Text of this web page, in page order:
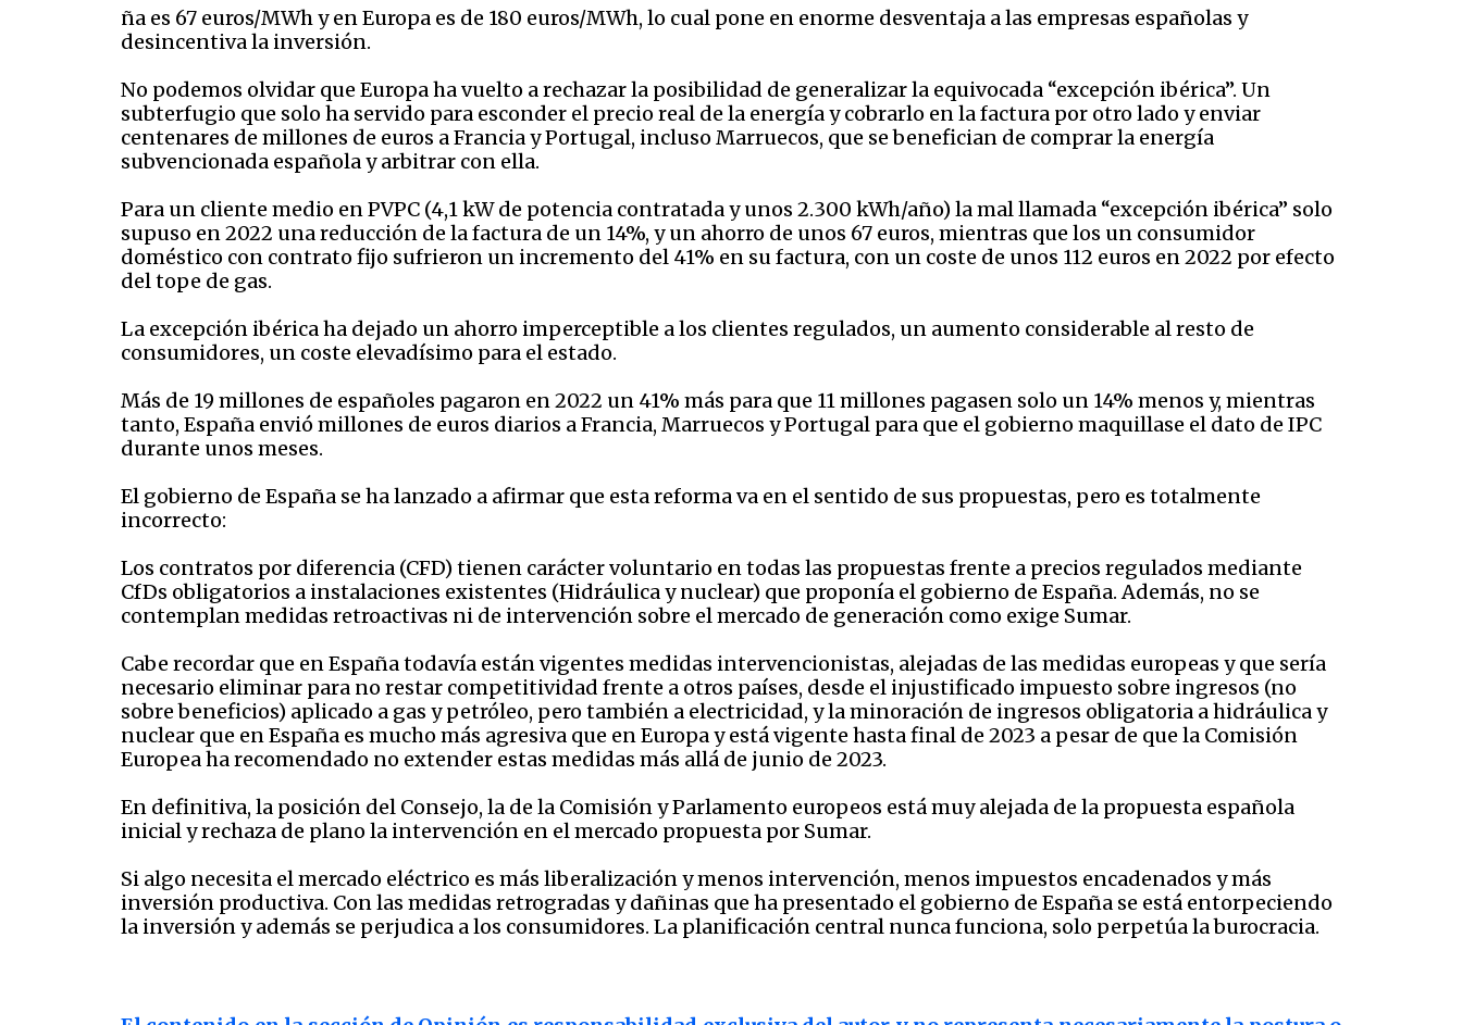
ña es 67 euros/MWh y en Europa es de 180 euros/MWh, lo cual pone en enorme desventaja a las empresas españolas y
desincentiva la inversión.
No podemos olvidar que Europa ha vuelto a rechazar la posibilidad de generalizar la equivocada “excepción ibérica”. Un
subterfugio que solo ha servido para esconder el precio real de la energía y cobrarlo en la factura por otro lado y enviar
centenares de millones de euros a Francia y Portugal, incluso Marruecos, que se benefician de comprar la energía
subvencionada española y arbitrar con ella.
Para un cliente medio en PVPC (4,1 kW de potencia contratada y unos 2.300 kWh/año) la mal llamada “excepción ibérica” solo
supuso en 2022 una reducción de la factura de un 14%, y un ahorro de unos 67 euros, mientras que los un consumidor
doméstico con contrato fijo sufrieron un incremento del 41% en su factura, con un coste de unos 112 euros en 2022 por efecto
del tope de gas.
La excepción ibérica ha dejado un ahorro imperceptible a los clientes regulados, un aumento considerable al resto de
consumidores, un coste elevadísimo para el estado.
Más de 19 millones de españoles pagaron en 2022 un 41% más para que 11 millones pagasen solo un 14% menos y, mientras
tanto, España envió millones de euros diarios a Francia, Marruecos y Portugal para que el gobierno maquillase el dato de IPC
durante unos meses.
El gobierno de España se ha lanzado a afirmar que esta reforma va en el sentido de sus propuestas, pero es totalmente
incorrecto:
Los contratos por diferencia (CFD) tienen carácter voluntario en todas las propuestas frente a precios regulados mediante
CfDs obligatorios a instalaciones existentes (Hidráulica y nuclear) que proponía el gobierno de España. Además, no se
contemplan medidas retroactivas ni de intervención sobre el mercado de generación como exige Sumar.
Cabe recordar que en España todavía están vigentes medidas intervencionistas, alejadas de las medidas europeas y que sería
necesario eliminar para no restar competitividad frente a otros países, desde el injustificado impuesto sobre ingresos (no
sobre beneficios) aplicado a gas y petróleo, pero también a electricidad, y la minoración de ingresos obligatoria a hidráulica y
nuclear que en España es mucho más agresiva que en Europa y está vigente hasta final de 2023 a pesar de que la Comisión
Europea ha recomendado no extender estas medidas más allá de junio de 2023.
En definitiva, la posición del Consejo, la de la Comisión y Parlamento europeos está muy alejada de la propuesta española
inicial y rechaza de plano la intervención en el mercado propuesta por Sumar.
Si algo necesita el mercado eléctrico es más liberalización y menos intervención, menos impuestos encadenados y más
inversión productiva. Con las medidas retrogradas y dañinas que ha presentado el gobierno de España se está entorpeciendo
la inversión y además se perjudica a los consumidores. La planificación central nunca funciona, solo perpetúa la burocracia.